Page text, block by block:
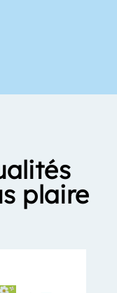
plaire